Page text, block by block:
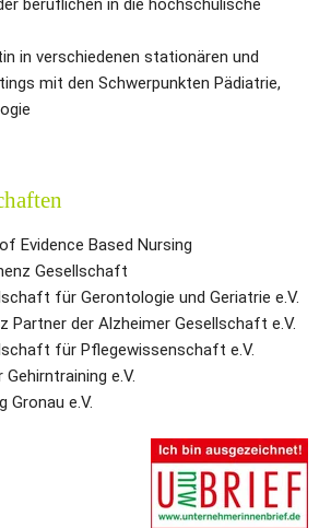
beruflichen in die hochschulische
in verschiedenen stationären und
mit den Schwerpunkten Pädiatrie,
Evidence Based Nursing
Gesellschaft
für Gerontologie und Geriatrie e.V.
Partner der Alzheimer Gesellschaft e.V.
für Pflegewissenschaft e.V.
e.V.
Gronau e.V.